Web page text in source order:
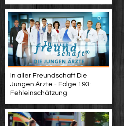
In aller Freundschaft Die
Jungen Ärzte - Folge 193:
Fehleinschätzung